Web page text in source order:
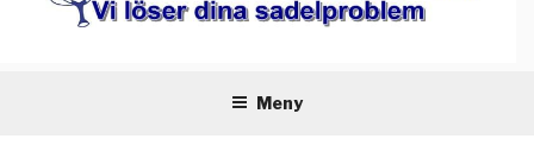
SADELDOKTORN
Vi löser dina sadelproblem
Meny